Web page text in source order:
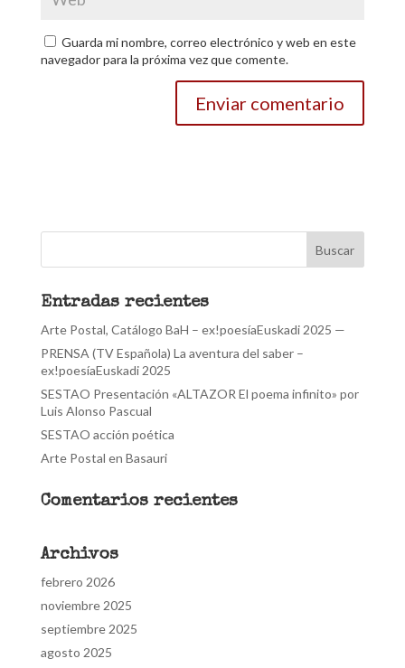
Guarda mi nombre, correo electrónico y web en este
navegador para la próxima vez que comente.
Entradas recientes
Arte Postal, Catálogo BaH – ex!poesíaEuskadi 2025 —
PRENSA (TV Española) La aventura del saber –
ex!poesíaEuskadi 2025
SESTAO Presentación «ALTAZOR El poema infinito» por
Luis Alonso Pascual
SESTAO acción poética
Arte Postal en Basauri
Comentarios recientes
Archivos
febrero 2026
noviembre 2025
septiembre 2025
agosto 2025